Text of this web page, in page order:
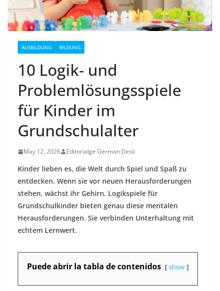
AUSBILDUNG BILDUNG
10 Logik- und
Problemlösungsspiele
für Kinder im
Grundschulalter
May 12, 2026 Editorialge German Desk
Kinder lieben es, die Welt durch Spiel und Spaß zu
entdecken. Wenn sie vor neuen Herausforderungen
stehen, wächst ihr Gehirn. Logikspiele für
Grundschulkinder bieten genau diese mentalen
Herausforderungen. Sie verbinden Unterhaltung mit
echtem Lernwert.
Puede abrir la tabla de contenidos show